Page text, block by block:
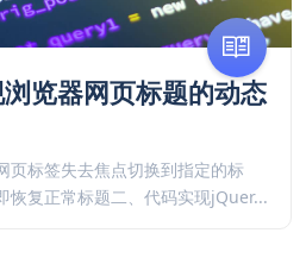
浏览器网页标题的动态
页标签失去焦点切换到指定的标
恢复正常标题二、代码实现jQuer...